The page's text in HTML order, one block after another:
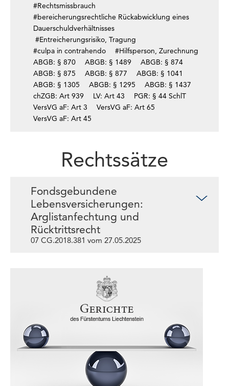
#Rechtsmissbrauch
#bereicherungsrechtliche Rückabwicklung eines
Dauerschuldverhältnisses
#Entreicherungsrisiko, Tragung
#culpa in contrahendo
#Hilfsperson, Zurechnung
ABGB: § 870
ABGB: § 1489
ABGB: § 874
ABGB: § 875
ABGB: § 877
ABGB: § 1041
ABGB: § 1305
ABGB: § 1295
ABGB: § 1437
chZGB: Art 939
LV: Art 43
PGR: § 44 SchlT
VersVG aF: Art 3
VersVG aF: Art 65
VersVG aF: Art 45
Rechtssätze
Fondsgebundene
Lebensversicherungen:
Arglistanfechtung und
Rücktrittsrecht
07 CG.2018.381 vom 27.05.2025